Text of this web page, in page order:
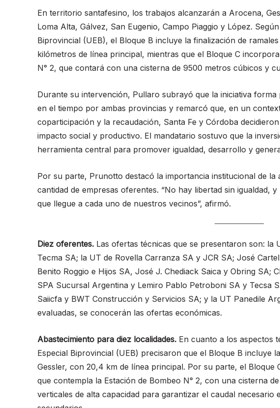
En territorio santafesino, los trabajos alcanzarán a Arocena,
Loma Alta, Gálvez, San Eugenio, Campo Piaggio y López.
Biprovincial (UEB), el Bloque B incluye la finalización de
kilómetros de línea principal, mientras que el Bloque C
N° 2, que contará con una cisterna de 9500 metros cúbicos y
Durante su intervención, Pullaro subrayó que la iniciativa forma
en el tiempo por ambas provincias y remarcó que, en un
coparticipación y la recaudación, Santa Fe y Córdoba
impacto social y productivo. El mandatario sostuvo que la
herramienta central para promover igualdad, desarrollo y
Por su parte, Prunotto destacó la importancia institucional de
cantidad de empresas oferentes. “No hay libertad sin igualdad,
que llegue a cada uno de nuestros vecinos”, afirmó.
Diez oferentes. Las ofertas técnicas que se presentaron son:
Tecma SA; la UT de Rovella Carranza SA y JCR SA; José
Benito Roggio e Hijos SA, José J. Chediack Saica y Obring SA;
SPA Sucursal Argentina y Lemiro Pablo Petroboni SA y Tecsa
Saiicfa y BWT Construcción y Servicios SA; y la UT Panedile
evaluadas, se conocerán las ofertas económicas.
Abastecimiento para diez localidades. En cuanto a los aspectos
Especial Biprovincial (UEB) precisaron que el Bloque B incluye
Gessler, con 20,4 km de línea principal. Por su parte, el Bloque
que contempla la Estación de Bombeo N° 2, con una cisterna
verticales de alta capacidad para garantizar el caudal